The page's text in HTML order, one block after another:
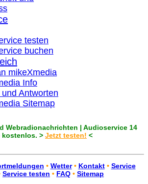
testen
buchen
mikeXmedia
Info
Antworten
Sitemap
Webradionachrichten | Audioservice 14
kostenlos. > Jetzt testen! <
• Wetter• Kontakt • Service
Service testen • FAQ • Sitemap